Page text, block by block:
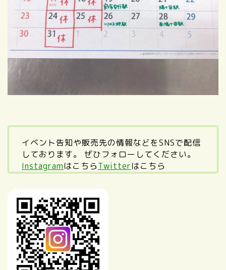
イベント告知や販売先の情報などをSNSで配信
しております。 ぜひフォローしてください。
InstagramはこちらTwitterはこちら